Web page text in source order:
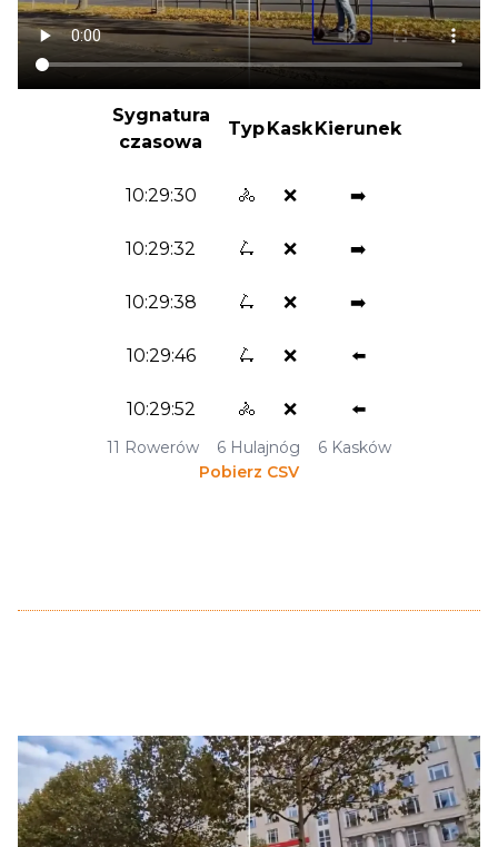
Sygnatura
czasowa
TypKaskKierunek
10:29:30 🚴 ❌ ➡️
10:29:32 🛴 ❌ ➡️
10:29:38 🛴 ❌ ➡️
10:29:46 🛴 ❌ ⬅️
10:29:52 🚴 ❌ ⬅️
11 Rowerów 6 Hulajnóg 6 Kasków
Pobierz CSV